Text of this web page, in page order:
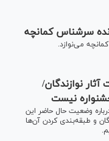
سرشناس کمانچه
می‌نوازد.
نوازندگان/
نیست
وضعیت حال حاضر این
و طبقه‌بندی کردن آن‌ها